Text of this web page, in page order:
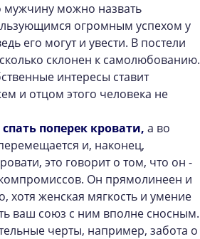
мужчину можно назвать
огромным успехом у
его могут и увести. В постели
склонен к самолюбованию.
интересы ставит
и отцом этого человека не
поперек кровати, а во
и, наконец,
это говорит о том, что он -
Он прямолинеен и
хотя женская мягкость и умение
ваш союз с ним вполне сносным.
черты, например, забота о